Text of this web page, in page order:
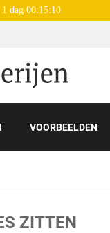
1 dag 00:15:09
VOORBEELDEN
ZITTEN